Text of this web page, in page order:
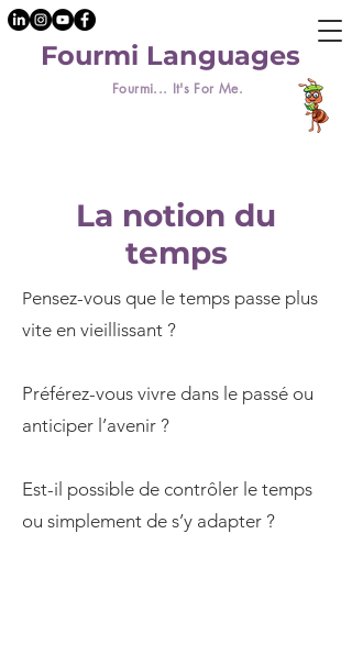
Fourmi... It's For Me.
Fourmi Languages
La notion du
temps
Pensez-vous que le temps passe plus
vite en vieillissant ?
Préférez-vous vivre dans le passé ou
anticiper l’avenir ?
Est-il possible de contrôler le temps
ou simplement de s’y adapter ?